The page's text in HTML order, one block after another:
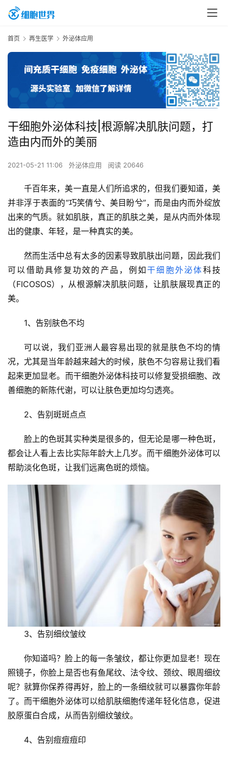
首
首页 再生医学 外泌体应用
干细胞外泌体科技|根源解决肌肤问题，打
造由内而外的美丽
2021-05-21 11:06 外泌体应用 阅读 20646
千百年来，美一直是人们所追求的，但我们要知道，美
并非浮于表面的“巧笑倩兮、美目盼兮”，而是由内而外绽放
出来的气质。就如肌肤，真正的肌肤之美，是从内而外体现
出的健康、年轻，是一种真实的美。
然而生活中总有太多的因素导致肌肤出问题，因此我们
可以借助具修复功效的产品，例如干细胞外泌体科技
（FICOSOS），从根源解决肌肤问题，让肌肤展现真正的
美。
1、告别肤色不均
可以说，我们亚洲人最容易出现的就是肤色不均的情
况，尤其是当年龄越来越大的时候，肤色不匀容易让我们看
起来更加显老。而干细胞外泌体科技可以修复受损细胞、改
善细胞的新陈代谢，可以让肤色更加均匀透亮。
2、告别斑斑点点
脸上的色斑其实种类是很多的，但无论是哪一种色斑，
都会让人看上去比实际年龄大上几岁。而干细胞外泌体可以
帮助淡化色斑，让我们远离色斑的烦恼。
3、告别细纹皱纹
你知道吗？脸上的每一条皱纹，都让你更加显老！现在
照镜子，你脸上是否也有鱼尾纹、法令纹、颈纹、眼周细纹
呢？就算你保养得再好，脸上的一条细纹就可以暴露你年龄
了。而干细胞外泌体可以给肌肤细胞传递年轻化信息，促进
胶原蛋白合成，从而告别细纹皱纹。
4、告别痘痘痘印